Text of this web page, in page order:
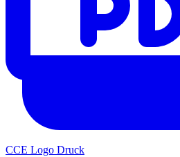
CCE Logo Druck